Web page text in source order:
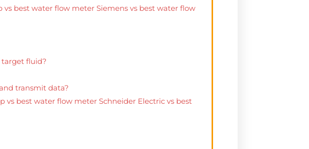
best water flow meter Siemens vs best water flow
target fluid?
transmit data?
vs best water flow meter Schneider Electric vs best